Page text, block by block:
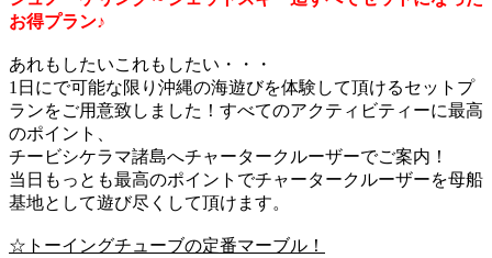
お得プラン♪
あれもしたいこれもしたい・・・
1日にで可能な限り沖縄の海遊びを体験して頂けるセットプ
ランをご用意致しました！すべてのアクティビティーに最高
のポイント、
チービシケラマ諸島へチャータークルーザーでご案内！
当日もっとも最高のポイントでチャータークルーザーを母船
基地として遊び尽くして頂けます。
☆トーイングチューブの定番マーブル！